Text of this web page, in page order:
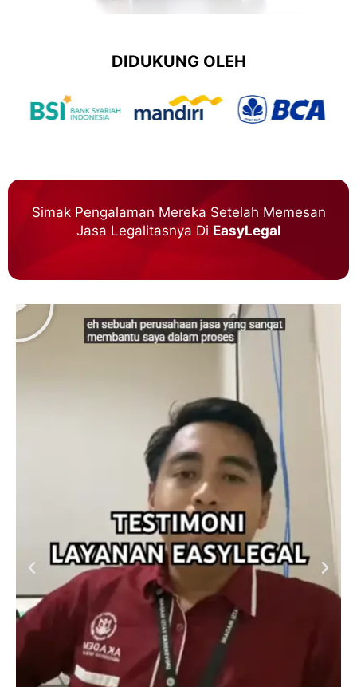
DIDUKUNG OLEH
Simak Pengalaman Mereka Setelah Memesan
Jasa Legalitasnya Di EasyLegal